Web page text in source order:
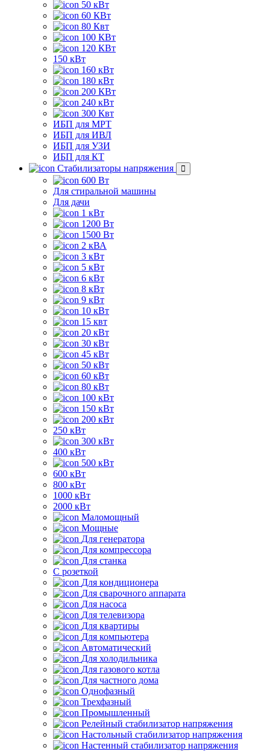
50 кВт
60 КВт
80 Квт
100 КВт
120 КВт
150 кВт
160 кВт
180 кВт
200 КВт
240 кВт
300 Квт
ИБП для МРТ
ИБП для ИВЛ
ИБП для УЗИ
ИБП для КТ
Стабилизаторы напряжения
600 Вт
Для стиральной машины
Для дачи
1 кВт
1200 Вт
1500 Вт
2 кВА
3 кВт
5 кВт
6 кВт
8 кВт
9 кВт
10 кВт
15 квт
20 кВт
30 кВт
45 кВт
50 кВт
60 кВт
80 кВт
100 кВт
150 кВт
200 кВт
250 кВт
300 кВт
400 кВт
500 кВт
600 кВт
800 кВт
1000 кВт
2000 кВт
Маломощный
Мощные
Для генератора
Для компрессора
Для станка
C розеткой
Для кондиционера
Для сварочного аппарата
Для насоса
Для телевизора
Для квартиры
Для компьютера
Автоматический
Для холодильника
Для газового котла
Для частного дома
Однофазный
Трехфазный
Промышленный
Релейный стабилизатор напряжения
Настольный стабилизатор напряжения
Настенный стабилизатор напряжения